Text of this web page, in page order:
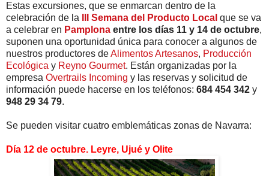
Estas excursiones, que se enmarcan dentro de la
celebración de la
III Semana del Producto Local que se va
a celebrar en Pamplona entre los días 11 y 14 de octubre,
suponen una oportunidad única para conocer a algunos de
nuestros productores deAlimentos Artesanos, Producción
Ecológica y Reyno Gourmet. Están organizadas por la
empresa Overtrails Incoming y las reservas y solicitud de
información puede hacerse en los teléfonos: 684 454 342 y
948 29 34 79.
Se pueden visitar cuatro emblemáticas zonas de Navarra:
Día 12 de octubre. Leyre, Ujué y Olite